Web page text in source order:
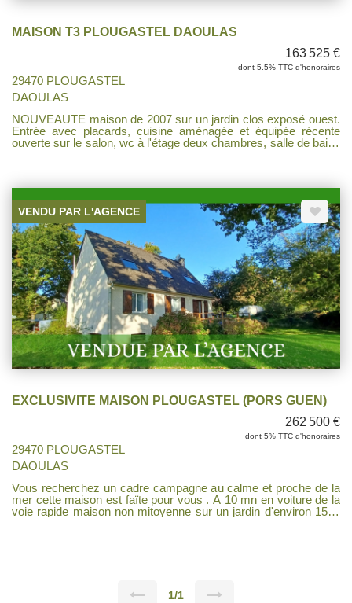
MAISON T3 PLOUGASTEL DAOULAS
163 525 €
dont 5.5% TTC d'honoraires
29470 PLOUGASTEL
DAOULAS
NOUVEAUTE maison de 2007 sur un jardin clos exposé ouest.
Entrée avec placards, cuisine aménagée et équipée récente
ouverte sur le salon, wc à l'étage deux chambres, salle de bains
investissement locatif.
VENDU PAR L'AGENCE
EXCLUSIVITE MAISON PLOUGASTEL (PORS GUEN)
262 500 €
dont 5% TTC d'honoraires
29470 PLOUGASTEL
DAOULAS
Vous recherchez un cadre campagne au calme et proche de la
mer cette maison est faïte pour vous . A 10 mn en voiture de la
voie rapide maison non mitoyenne sur un jardin d'environ 1500
pvc, isolation refaite. Prévoir un réaménagement du rez de
1/1